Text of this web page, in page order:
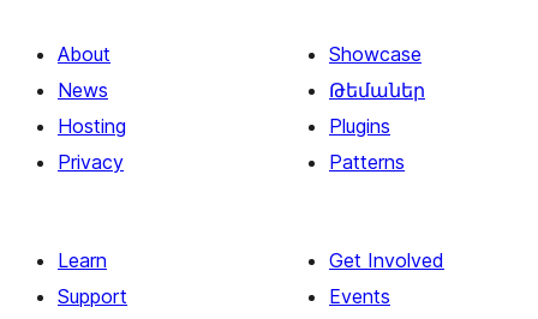
About
News
Hosting
Privacy
Showcase
Թեմաներ
Plugins
Patterns
Learn
Support
Get Involved
Events